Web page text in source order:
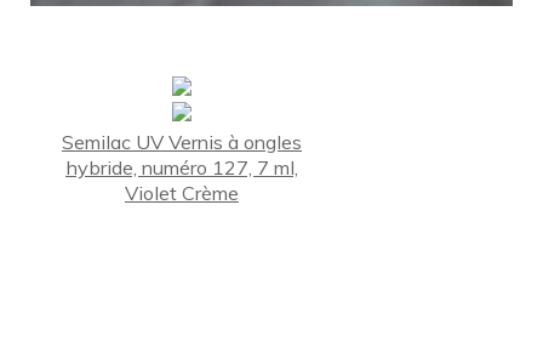
Semilac UV Vernis à ongles
hybride, numéro 127, 7 ml,
Violet Crème